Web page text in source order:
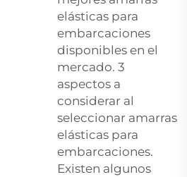
elásticas para
embarcaciones
disponibles en el
mercado. 3
aspectos a
considerar al
seleccionar amarras
elásticas para
embarcaciones.
Existen algunos